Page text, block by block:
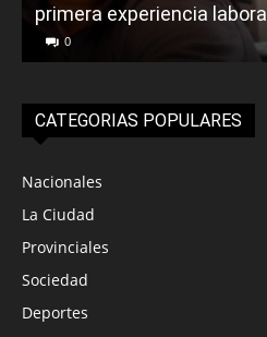
primera experiencia laboral
0
CATEGORIAS POPULARES
Nacionales
La Ciudad
Provinciales
Sociedad
Deportes